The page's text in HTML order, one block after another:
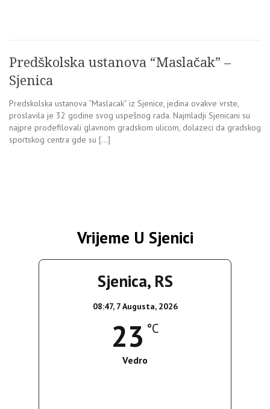
Predškolska ustanova “Maslačak” –
Sjenica
Predskolska ustanova “Maslacak” iz Sjenice, jedina ovakve vrste,
proslavila je 32 godine svog uspešnog rada. Najmladji Sjenicani su
najpre prodefilovali glavnom gradskom ulicom, dolazeci da gradskog
sportskog centra gde su […]
Vrijeme U Sjenici
Sjenica, RS
08:47, 7 Augusta, 2026
23 °C
Vedro